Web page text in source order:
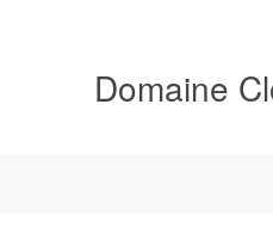
Domaine